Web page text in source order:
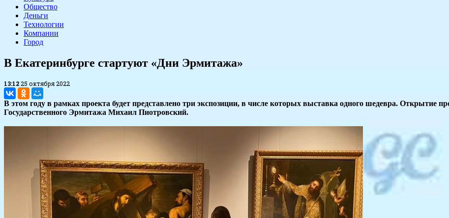
Общество
Деньги
Технологии
Компании
Город
В Екатеринбурге стартуют «Дни Эрмитажа»
13:1225 октября 2022
В этом году в рамках проекта будет представлено три экспозиции, в числе которых выставка одного шедевра. Открытие
Государственного Эрмитажа Михаил Пиотровский.